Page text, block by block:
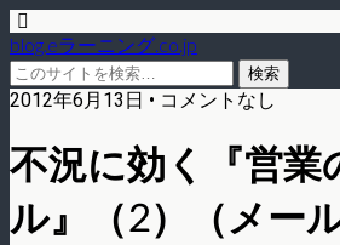
blog.eラーニング.co.jp
2012年6月13日 • コメントなし
不況に効く『営業
ル』（2）（メー